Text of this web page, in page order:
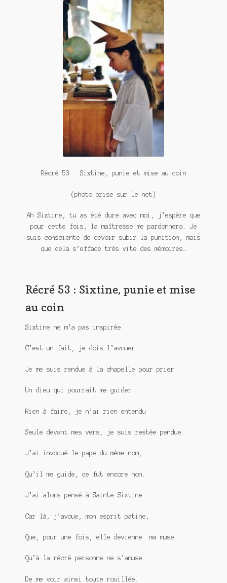
De(s)tracteur réduit au silence
Il fallait me laisser mourir
Les boules du Père Noël
Mes romans
Meurtre en alternance
Mon Compte
Panier
Sans retour
Sauver ou périr
Récré 53 : Sixtine, punie et mise au coin
(photo prise sur le net)
Ah Sixtine, tu as été dure avec moi, j’espère que
pour cette fois, la maîtresse me pardonnera. Je
suis consciente de devoir subir la punition, mais
que cela s’efface très vite des mémoires…
Récré 53 : Sixtine, punie et mise
au coin
Sixtine ne m’a pas inspirée
C’est un fait, je dois l’avouer
Je me suis rendue à la chapelle pour prier
Un dieu qui pourrait me guider.
Rien à faire, je n’ai rien entendu
Seule devant mes vers, je suis restée pendue.
J’ai invoqué le pape du même nom,
Qu’il me guide, ce fut encore non.
J’ai alors pensé à Sainte Sixtine
Car là, j’avoue, mon esprit patine,
Que, pour une fois, elle devienne ma muse
Qu’à la récré personne ne s’amuse
De me voir ainsi toute rouillée.